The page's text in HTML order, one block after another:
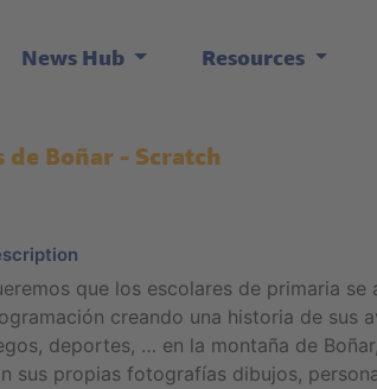
News Hub Resources
Boñar - Scratch
que los escolares de primaria se
creando una historia de sus
deportes, … en la montaña de
sus propias fotografías dibujos,